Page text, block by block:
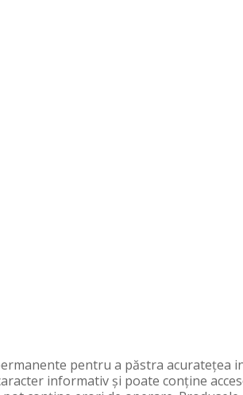
pentru a păstra acurateţea
informativ şi poate conţine